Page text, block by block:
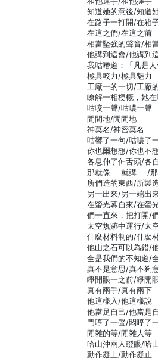
知道她的意後/知道
在路子一打開/在箱
在這之們/在這之前
相當堅強的聲音/相
他講到這會/他講到
我咕嗜道：「凡是
極具較力/極具魅力
工廠一的一切/工廠
瞭解一相梗概，她
咕咬一聲/咕噥一聲
間閒地/閒閒地
神莫名/神密莫名
咕響了一句/咕噥了
你也爾想想/你也不
各息伸了伸舌頭/各
那就像──就講──/
所們造的東西/所製
另一出來/另一端出
在螢光幕自來/在螢
們一直來，把打開/
太空規跡中運行/太
什麼材料制的/什麼
他山之石可以為錯/
全是我們的不知道/
真不是意思/真不夠
睜開眼一之前/睜開
真有兩手/真有兩下
他這樣入/他這樣說
他當足自己/他當是
門哼了一聲/悶哼了
閒雜的等/閒雜人等
哈山沖兩人瞪眼/哈
動作凝上/動作凝止